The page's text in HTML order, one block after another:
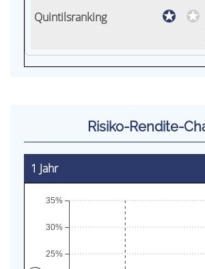
Risiko-Rendite-
25%
30%
35%